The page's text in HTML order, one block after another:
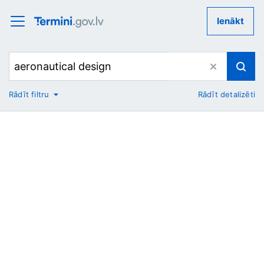
Ienākt
No
Rādīt filtru Rādīt detalizēti